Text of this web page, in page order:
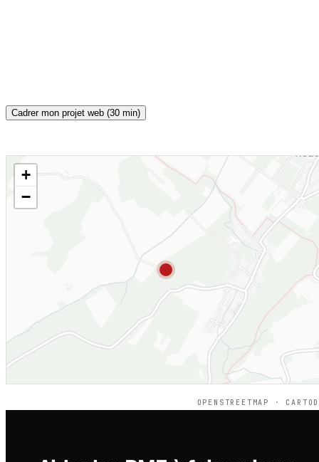
Cadrer mon projet web (30 min)
CARTE INTERACTIVE
+
−
OPENSTREETMAP ·